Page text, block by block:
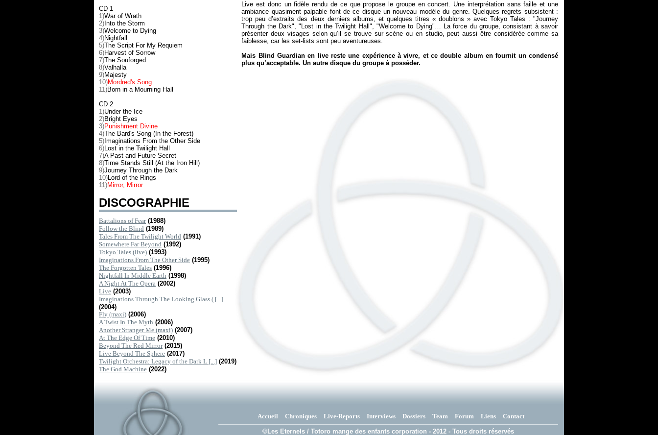
CD 1
1)War of Wrath
2) Into the Storm
3)Welcome to Dying
4)Nightfall
5)The Script For My Requiem
6)Harvest of Sorrow
7)The Souforged
8)Valhalla
9)Majesty
10)Mordred's Song
11)Born in a Mourning Hall
CD 2
1)Under the Ice
2)Bright Eyes
3)Punishment Divine
4)The Bard's Song (In the Forest)
5) Imaginations From the Other Side
6)Lost in the Twilight Hall
7)A Past and Future Secret
8)Time Stands Still (At the Iron Hill)
9)Journey Through the Dark
10)Lord of the Rings
11)Mirror, Mirror
DISCOGRAPHIE
Battalions of Fear (1988)
Follow the Blind (1989)
Tales From The Twilight World (1991)
Somewhere Far Beyond (1992)
Tokyo Tales (live) (1993)
Imaginations From The Other Side (1995)
The Forgotten Tales (1996)
Nightfall In Middle Earth (1998)
A Night At The Opera (2002)
Live (2003)
Imaginations Through The Looking Glass ( [...]
(2004)
Fly (maxi) (2006)
A Twist In The Myth (2006)
Another Stranger Me (maxi) (2007)
At The Edge Of Time (2010)
Beyond The Red Mirror (2015)
Live Beyond The Sphere (2017)
Twilight Orchestra: Legacy of the Dark L [...] (2019)
The God Machine (2022)
Live est donc un fidèle rendu de ce que propose le groupe en concert. Une interprétation sans faille et une
ambiance quasiment palpable font de ce disque un nouveau modèle du genre. Quelques regrets subsistent :
trop peu d’extraits des deux derniers albums, et quelques titres « doublons » avec Tokyo Tales : "Journey
Through the Dark", "Lost in the Twilight Hall", "Welcome to Dying"… La force du groupe, consistant à savoir
présenter deux visages selon qu’il se trouve sur scène ou en studio, peut aussi être considérée comme sa
faiblesse, car les set-lists sont peu aventureuses.
Mais Blind Guardian en live reste une expérience à vivre, et ce double album en fournit un condensé
plus qu’acceptable. Un autre disque du groupe à posséder.
Accueil Chroniques Live-Reports Interviews Dossiers Team Forum Liens Contact
©Les Eternels / Totoro mange des enfants corporation - 2012 - Tous droits réservés